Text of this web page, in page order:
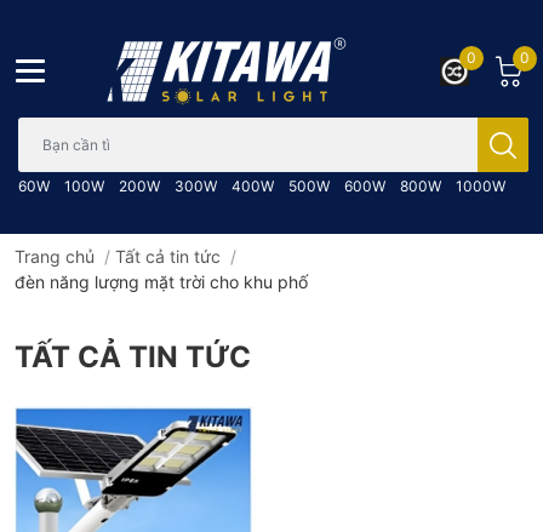
60W 100W 200W 300W 400W 500W 600W 800W 1000W
0
0
Trang chủ / Tất cả tin tức /
đèn năng lượng mặt trời cho khu phố
TẤT CẢ TIN TỨC